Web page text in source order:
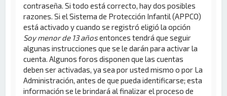
contraseña. Si todo está correcto, hay dos posibles
razones. Si el Sistema de Protección Infantil (APPCO)
está activado y cuando se registró eligió la opción
Soy menor de 13 añosentonces tendrá que seguir
algunas instrucciones que se le darán para activar la
cuenta. Algunos foros disponen que las cuentas
deben ser activadas, ya sea por usted mismo o por La
Administración, antes de que pueda identificarse; esta
información se le brindará al finalizar el proceso de